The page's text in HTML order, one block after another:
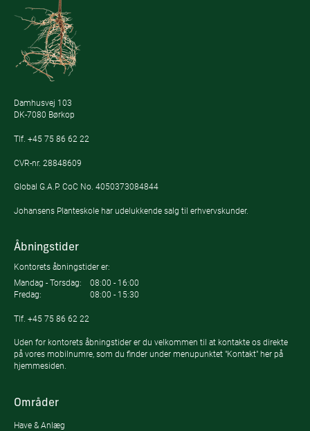
Damhusvej 103
DK-7080 Børkop
Tlf. +45 75 86 62 22
CVR-nr. 28848609
Global G.A.P. CoC No. 4050373084844
Johansens Planteskole har udelukkende salg til erhvervskunder.
Åbningstider
Kontorets åbningstider er:
Mandag - Torsdag:
08:00 - 16:00
Fredag:
08:00 - 15:30
Tlf. +45 75 86 62 22
Uden for kontorets åbningstider er du velkommen til at kontakte os direkte
på vores mobilnumre, som du finder under menupunktet "Kontakt" her på
hjemmesiden.
Områder
Have & Anlæg